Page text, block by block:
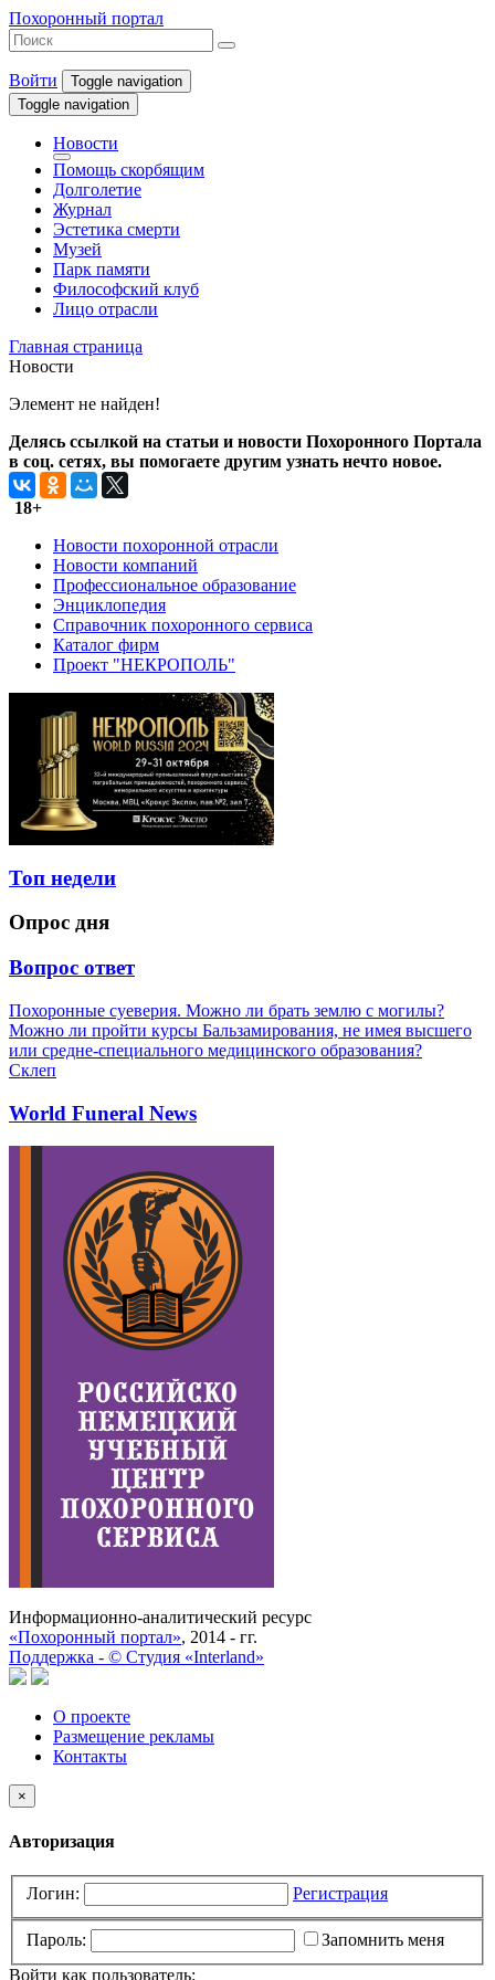
Похоронный портал
Войти
Toggle navigation
Toggle navigation
Новости
Помощь скорбящим
Долголетие
Журнал
Эстетика смерти
Музей
Парк памяти
Философский клуб
Лицо отрасли
Главная страница
Новости
Элемент не найден!
Делясь ссылкой на статьи и новости Похоронного Портала
в соц. сетях, вы помогаете другим узнать нечто новое.
18+
Новости похоронной отрасли
Новости компаний
Профессиональное образование
Энциклопедия
Справочник похоронного сервиса
Каталог фирм
Проект "НЕКРОПОЛЬ"
Топ недели
Опрос дня
Вопрос ответ
Похоронные суеверия. Можно ли брать землю с могилы?
Можно ли пройти курсы Бальзамирования, не имея высшего
или средне-специального медицинского образования?
Склеп
World Funeral News
Информационно-аналитический ресурс
«Похоронный портал», 2014 - гг.
Поддержка - © Cтудия «Interland»
О проекте
Размещение рекламы
Контакты
×
Авторизация
Логин: Регистрация
Пароль:
Запомнить меня
Войти как пользователь: